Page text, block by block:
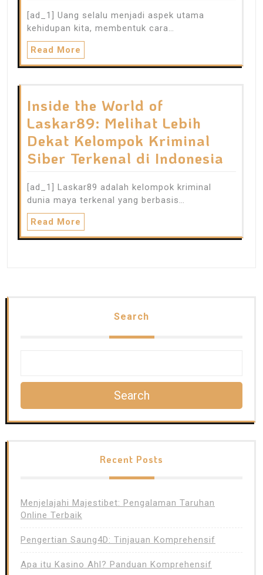
[ad_1] Uang selalu menjadi aspek utama
kehidupan kita, membentuk cara…
Read More
Inside the World of
Laskar89: Melihat Lebih
Dekat Kelompok Kriminal
Siber Terkenal di Indonesia
[ad_1] Laskar89 adalah kelompok kriminal
dunia maya terkenal yang berbasis…
Read More
Search
Search
Recent Posts
Menjelajahi Majestibet: Pengalaman Taruhan
Online Terbaik
Pengertian Saung4D: Tinjauan Komprehensif
Apa itu Kasino Ahl? Panduan Komprehensif